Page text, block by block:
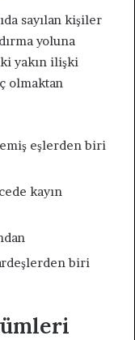
sayılan kişiler
yoluna
yakın ilişki
olmaktan
eşlerden biri
kayın
biri